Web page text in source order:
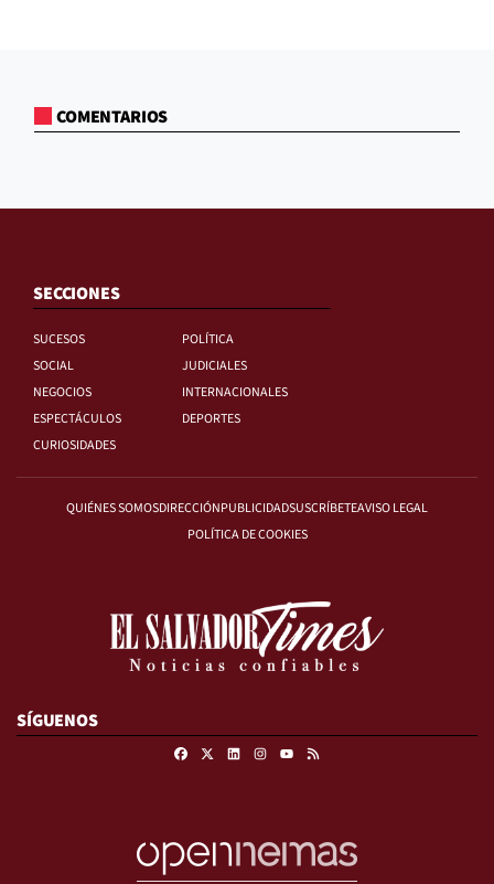
COMENTARIOS
SECCIONES
SUCESOS
POLÍTICA
SOCIAL
JUDICIALES
NEGOCIOS
INTERNACIONALES
ESPECTÁCULOS
DEPORTES
CURIOSIDADES
QUIÉNES SOMOSDIRECCIÓNPUBLICIDADSUSCRÍBETEAVISO LEGAL
POLÍTICA DE COOKIES
SÍGUENOS
FacebookLinkedinInstagram